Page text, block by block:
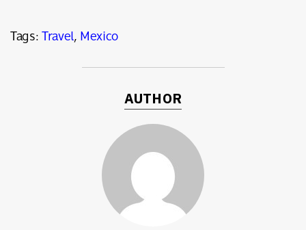
Tags:Travel,Mexico
AUTHOR